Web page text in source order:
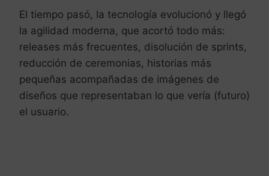
El tiempo pasó, la tecnología evolucionó y llegó
la agilidad moderna, que acortó todo más:
releases más frecuentes, disolución de sprints,
reducción de ceremonias, historias más
pequeñas acompañadas de imágenes de
diseños que representaban lo que vería (futuro)
el usuario.